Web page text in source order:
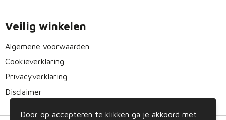
Veilig winkelen
Algemene voorwaarden
Cookieverklaring
Privacyverklaring
Disclaimer
Door op accepteren te klikken ga je akkoord met